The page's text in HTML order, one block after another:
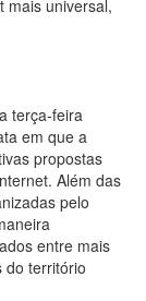
mais universal,
terça-feira
em que a
propostas
Além das
pelo
entre mais
do território